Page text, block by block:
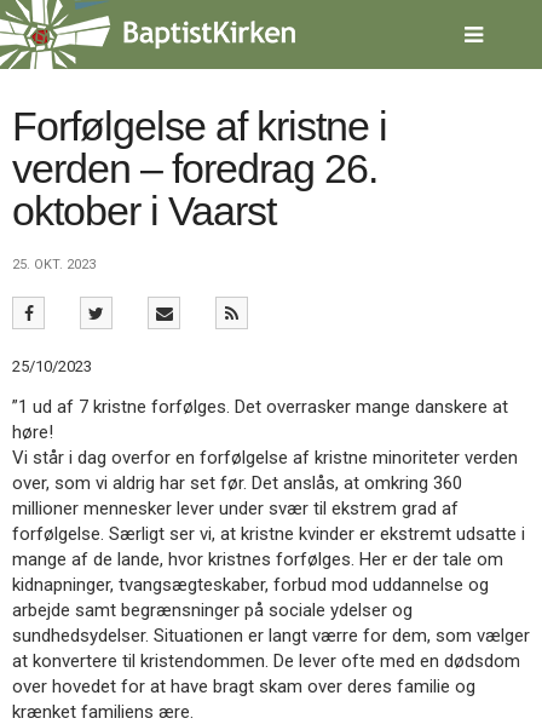
Spring
menu
over
gå
indholdVend
tilbage
1.0:
Forside
Kalender
5.0:
Værktøjskassen
7.0:
Om
BaptistKirken
8.0:
Kontakt
9.0:
Forside
10.0:
Nyheder
11.0:
Kalender
12.0:
Inspiration
13.0:
Værktøjskassen
14.0:
Mission
15.0:
Om
BaptistKirken
16.0:
Kontakt
Forfølgelse af kristne i
verden – foredrag 26.
oktober i Vaarst
25. OKT. 2023
25/10/2023
”1 ud af 7 kristne forfølges. Det overrasker mange danskere at
høre!
Vi står i dag overfor en forfølgelse af kristne minoriteter verden
over, som vi aldrig har set før. Det anslås, at omkring 360
millioner mennesker lever under svær til ekstrem grad af
forfølgelse. Særligt ser vi, at kristne kvinder er ekstremt udsatte i
mange af de lande, hvor kristnes forfølges. Her er der tale om
kidnapninger, tvangsægteskaber, forbud mod uddannelse og
arbejde samt begrænsninger på sociale ydelser og
sundhedsydelser. Situationen er langt værre for dem, som vælger
at konvertere til kristendommen. De lever ofte med en dødsdom
over hovedet for at have bragt skam over deres familie og
krænket familiens ære.